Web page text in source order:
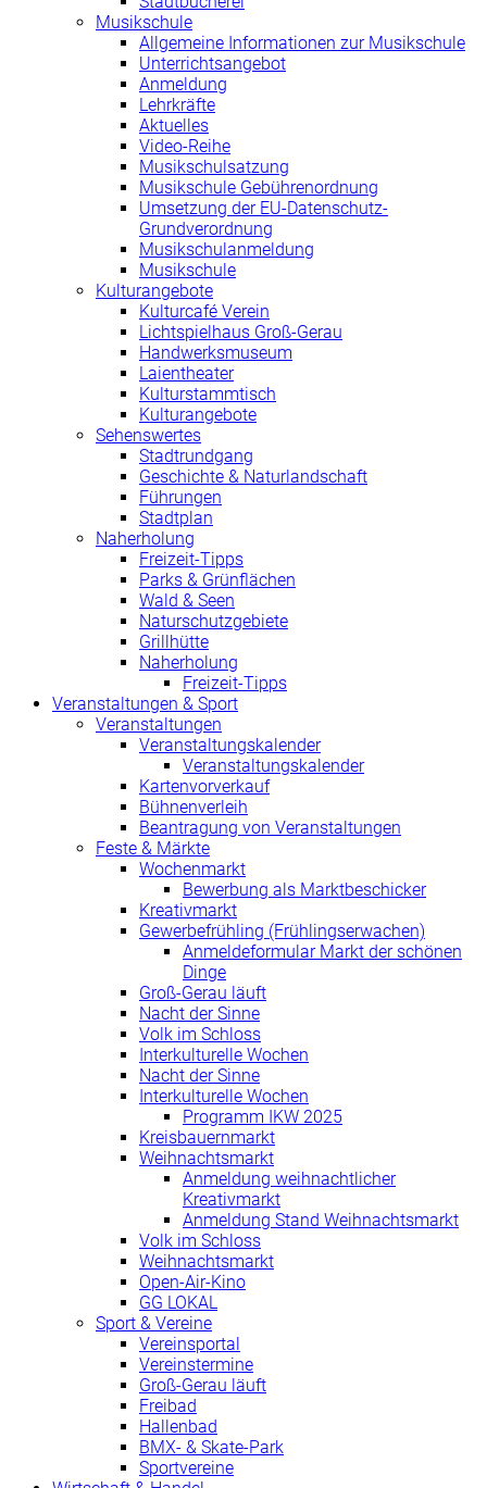
Musikschule
Allgemeine Informationen zur Musikschule
Unterrichtsangebot
Anmeldung
Lehrkräfte
Aktuelles
Video-Reihe
Musikschulsatzung
Musikschule Gebührenordnung
Umsetzung der EU-Datenschutz-
Grundverordnung
Musikschulanmeldung
Musikschule
Kulturangebote
Kulturcafé Verein
Lichtspielhaus Groß-Gerau
Handwerksmuseum
Laientheater
Kulturstammtisch
Kulturangebote
Sehenswertes
Stadtrundgang
Geschichte & Naturlandschaft
Führungen
Stadtplan
Naherholung
Freizeit-Tipps
Parks & Grünflächen
Wald & Seen
Naturschutzgebiete
Grillhütte
Naherholung
Freizeit-Tipps
Veranstaltungen & Sport
Veranstaltungen
Veranstaltungskalender
Veranstaltungskalender
Kartenvorverkauf
Bühnenverleih
Beantragung von Veranstaltungen
Feste & Märkte
Wochenmarkt
Bewerbung als Marktbeschicker
Kreativmarkt
Gewerbefrühling (Frühlingserwachen)
Anmeldeformular Markt der schönen
Dinge
Groß-Gerau läuft
Nacht der Sinne
Volk im Schloss
Interkulturelle Wochen
Nacht der Sinne
Interkulturelle Wochen
Programm IKW 2025
Kreisbauernmarkt
Weihnachtsmarkt
Anmeldung weihnachtlicher
Kreativmarkt
Anmeldung Stand Weihnachtsmarkt
Volk im Schloss
Weihnachtsmarkt
Open-Air-Kino
GG LOKAL
Sport & Vereine
Vereinsportal
Vereinstermine
Groß-Gerau läuft
Freibad
Hallenbad
BMX- & Skate-Park
Sportvereine